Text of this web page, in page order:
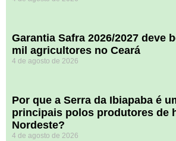
Garantia Safra 2026/2027 deve
mil agricultores no Ceará
4 de agosto de 2026
Por que a Serra da Ibiapaba é
principais polos produtores de
Nordeste?
4 de agosto de 2026